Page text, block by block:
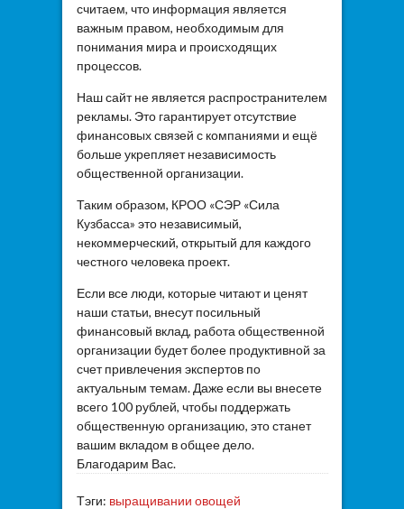
считаем, что информация является
важным правом, необходимым для
понимания мира и происходящих
процессов.
Наш сайт не является распространителем
рекламы. Это гарантирует отсутствие
финансовых связей с компаниями и ещё
больше укрепляет независимость
общественной организации.
Таким образом, КРОО «СЭР «Сила
Кузбасса» это независимый,
некоммерческий, открытый для каждого
честного человека проект.
Если все люди, которые читают и ценят
наши статьи, внесут посильный
финансовый вклад, работа общественной
организации будет более продуктивной за
счет привлечения экспертов по
актуальным темам. Даже если вы внесете
всего 100 рублей, чтобы поддержать
общественную организацию, это станет
вашим вкладом в общее дело.
Благодарим Вас.
Тэги: выращивании овощей